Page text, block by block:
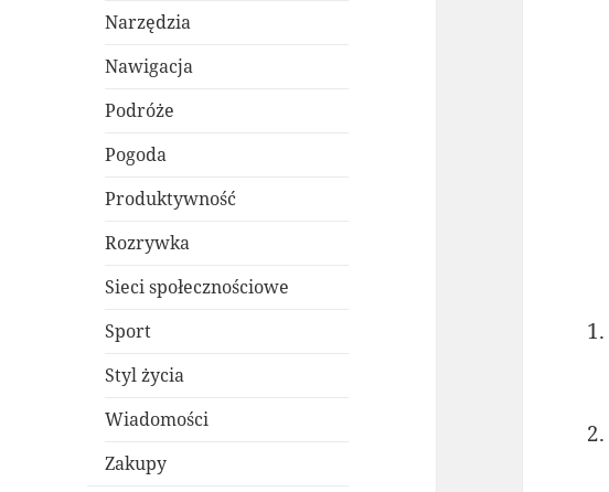
Narzędzia
Nawigacja
Podróże
Pogoda
Produktywność
Rozrywka
Sieci społecznościowe
Sport
Styl życia
Wiadomości
Zakupy